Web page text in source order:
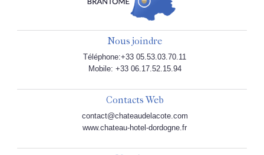
Nous joindre
Téléphone:+33 05.53.03.70.11
Mobile: +33 06.17.52.15.94
Contacts Web
contact@chateaudelacote.com
www.chateau-hotel-dordogne.fr